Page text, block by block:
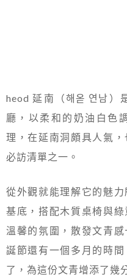
heod 延南（해옫 연남
廳，以柔和的奶油白色
理，在延南洞頗具人氣
必訪清單之一。
從外觀就能理解它的魅
基底，搭配木質桌椅與
溫馨的氛圍，散發文青
誕節還有一個多月的時
了，為這份文青增添了幾